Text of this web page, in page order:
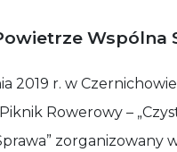
Wspólna
2019 r. w Czernichowie
Rowerowy –
zorganizowany
Jeśli
te
ze